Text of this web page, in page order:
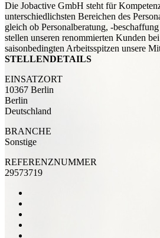
Die Jobactive GmbH steht für
unterschiedlichsten Bereichen des
gleich ob Personalberatung, -
stellen unseren renommierten Kunden
saisonbedingten Arbeitsspitzen unsere
STELLENDETAILS
EINSATZORT
10367 Berlin
Berlin
Deutschland
BRANCHE
Sonstige
REFERENZNUMMER
29573719